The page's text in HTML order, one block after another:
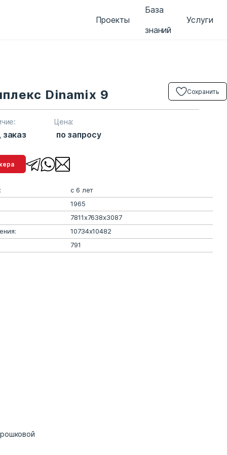
Проекты
База
знаний
Услуги
Dinamix 9
Цена:
по запросу
Сохранить
с 6 лет
1965
7811х7638х3087
10734х10482
791